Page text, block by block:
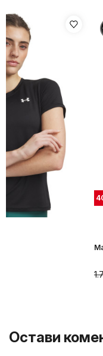
Остави